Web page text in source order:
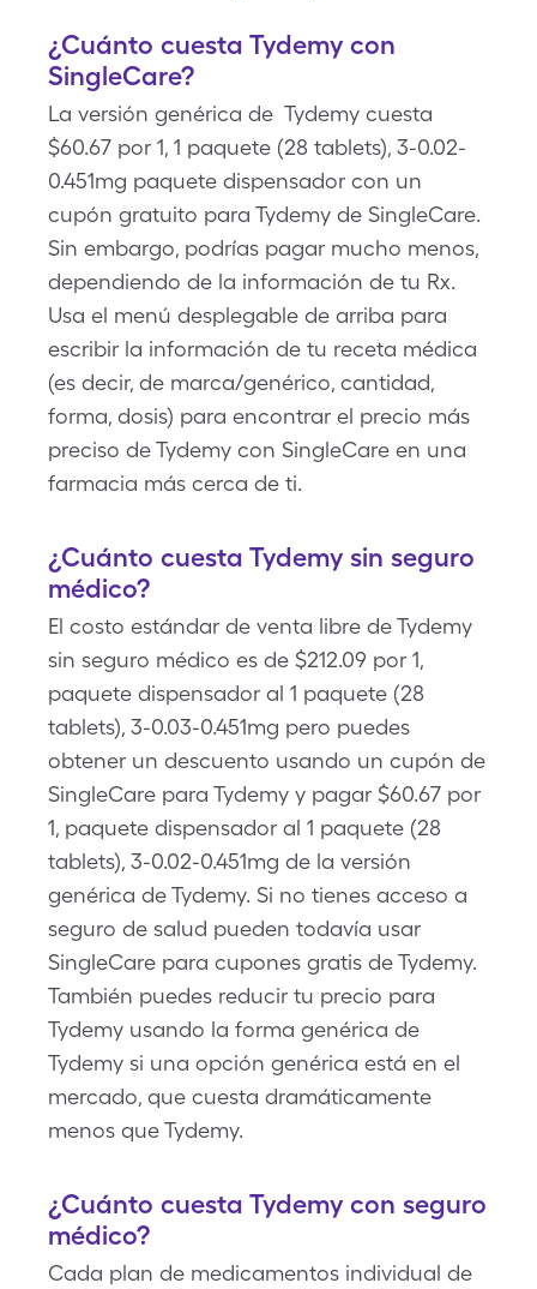
¿Cuánto cuesta Tydemy con
SingleCare?
La versión genérica de Tydemy cuesta
$60.67 por 1, 1 paquete (28 tablets), 3-0.02-
0.451mg paquete dispensador con un
cupón gratuito para Tydemy de SingleCare.
Sin embargo, podrías pagar mucho menos,
dependiendo de la información de tu Rx.
Usa el menú desplegable de arriba para
escribir la información de tu receta médica
(es decir, de marca/genérico, cantidad,
forma, dosis) para encontrar el precio más
preciso de Tydemy con SingleCare en una
farmacia más cerca de ti.
¿Cuánto cuesta Tydemy sin seguro
médico?
El costo estándar de venta libre de Tydemy
sin seguro médico es de $212.09 por 1,
paquete dispensador al 1 paquete (28
tablets), 3-0.03-0.451mg pero puedes
obtener un descuento usando un cupón de
SingleCare para Tydemy y pagar $60.67 por
1, paquete dispensador al 1 paquete (28
tablets), 3-0.02-0.451mg de la versión
genérica de Tydemy. Si no tienes acceso a
seguro de salud pueden todavía usar
SingleCare para cupones gratis de Tydemy.
También puedes reducir tu precio para
Tydemy usando la forma genérica de
Tydemy si una opción genérica está en el
mercado, que cuesta dramáticamente
menos que Tydemy.
¿Cuánto cuesta Tydemy con seguro
médico?
Cada plan de medicamentos individual de